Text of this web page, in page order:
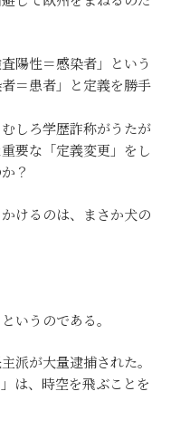
陽性＝感染者」という
＝患者」と定義を勝手
しろ学歴詐称がうたが
要な「定義変更」をし
？
けるのは、まさか犬の
いうのである。
派が大量逮捕された。
は、時空を飛ぶことを